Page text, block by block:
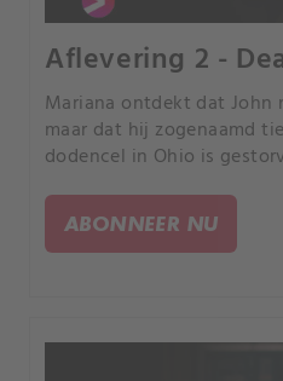
Aflevering 2 -
Mariana ontdekt dat John
maar dat hij zogenaamd
dodencel in Ohio is
ABONNEER NU